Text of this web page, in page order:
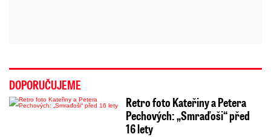
DOPORUČUJEME
Retro foto Kateřiny a Petera
Pechových: „Smraďoši“ před
16 lety